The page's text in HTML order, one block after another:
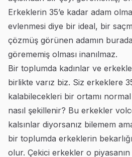
Erkeklerin 35’e kadar adam
evlenmesi diye bir ideal, bir
çözmüş görünen adamın
görememiş olması inanılmaz.
Bir toplumda kadınlar ve
birlikte varız biz. Siz erkeklere
kalabilecekleri bir ortamı
nasıl şekillenir? Bu erkekler
kalsınlar diyorsanız bilemem
bir toplumda erkeklerin
olur. Çekici erkekler o piyasanın